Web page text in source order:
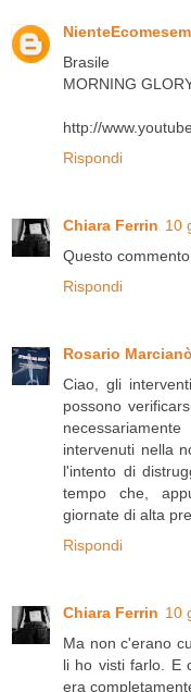
Brasile
MORNING
http://
Rispondi
Chiara Ferrin 10
Questo
Rispondi
Rosario Marcianò
Ciao, gli
possono
intervenuti nella
l'intento di
tempo che,
giornate di alta
Rispondi
Chiara Ferrin 10
Ma non c'erano
li ho visti farlo. E
era